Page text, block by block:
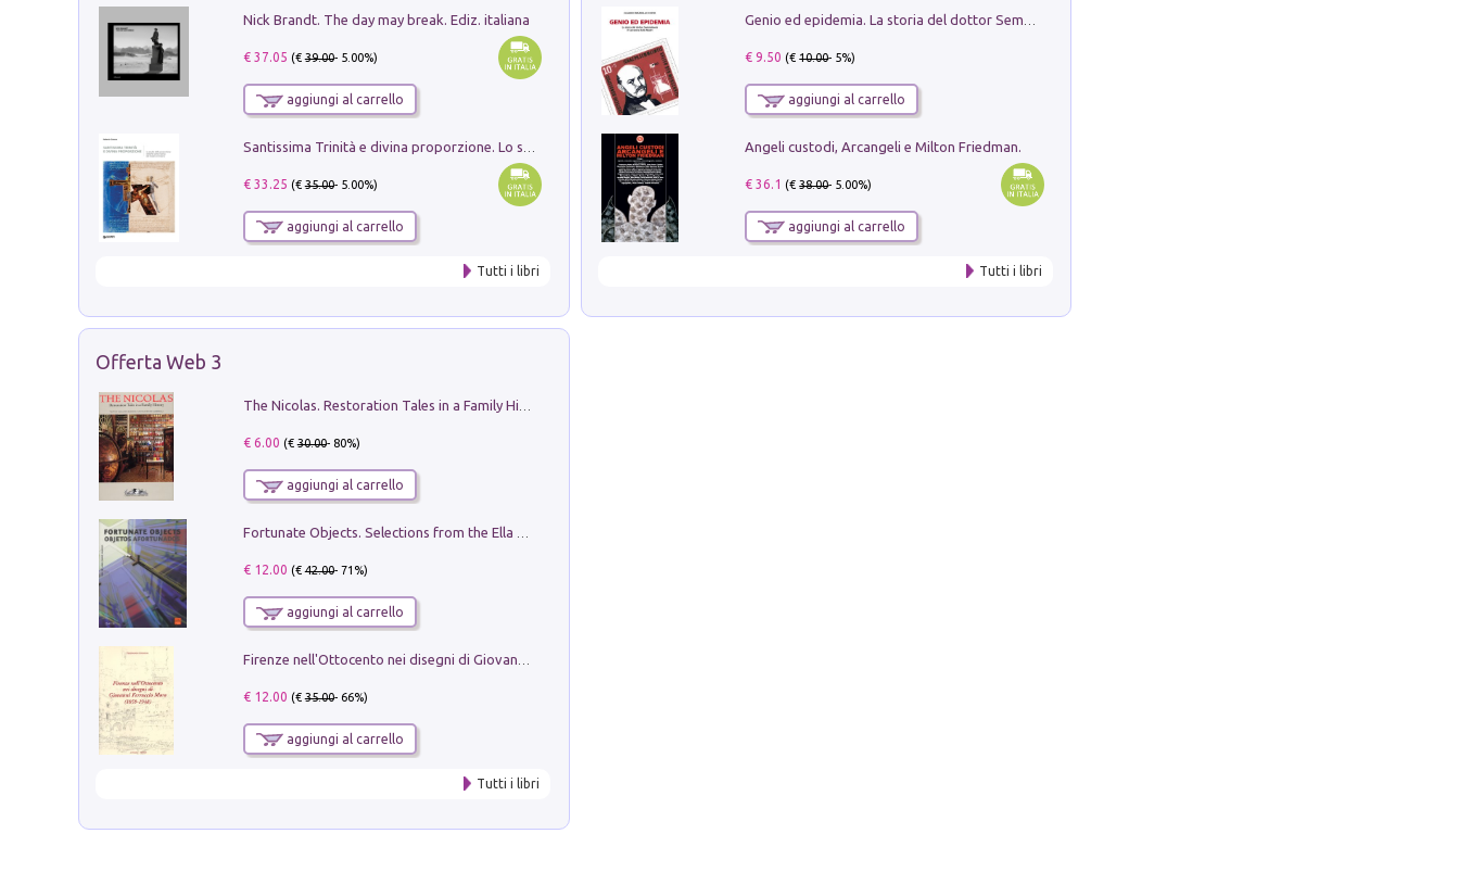
Nick Brandt. The day may break. Ediz. italiana
€ 37.05 (€39.00- 5.00%)
aggiungi al carrello
€ 33.25 (€35.00- 5.00%)
aggiungi al carrello
Tutti i libri
€ 9.50 (€10.00- 5%)
aggiungi al carrello
Angeli custodi, Arcangeli e Milton Friedman.
€ 36.1 (€38.00- 5.00%)
aggiungi al carrello
Tutti i libri
Offerta Web 3
€ 6.00 (€30.00- 80%)
aggiungi al carrello
€ 12.00 (€42.00- 71%)
aggiungi al carrello
€ 12.00 (€35.00- 66%)
aggiungi al carrello
Tutti i libri